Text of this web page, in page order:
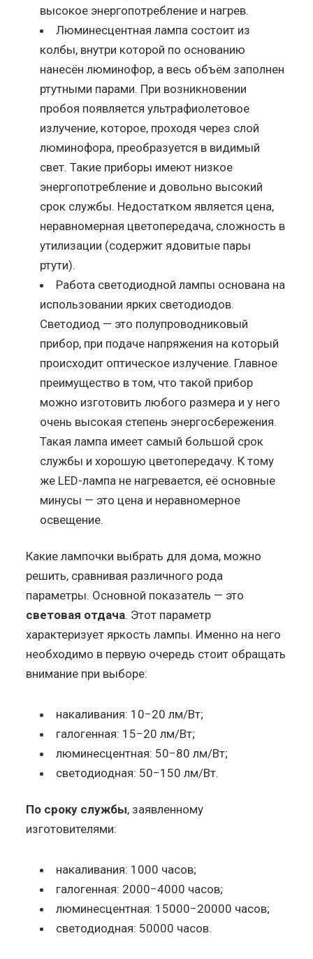
высокое энергопотребление и нагрев.
Люминесцентная лампа состоит из
колбы, внутри которой по основанию
нанесён люминофор, а весь объём заполнен
ртутными парами. При возникновении
пробоя появляется ультрафиолетовое
излучение, которое, проходя через слой
люминофора, преобразуется в видимый
свет. Такие приборы имеют низкое
энергопотребление и довольно высокий
срок службы. Недостатком является цена,
неравномерная цветопередача, сложность в
утилизации (содержит ядовитые пары
ртути).
Работа светодиодной лампы основана на
использовании ярких светодиодов.
Светодиод — это полупроводниковый
прибор, при подаче напряжения на который
происходит оптическое излучение. Главное
преимущество в том, что такой прибор
можно изготовить любого размера и у него
очень высокая степень энергосбережения.
Такая лампа имеет самый большой срок
службы и хорошую цветопередачу. К тому
же LED-лампа не нагревается, её основные
минусы — это цена и неравномерное
освещение.
Какие лампочки выбрать для дома, можно
решить, сравнивая различного рода
параметры. Основной показатель — это
световая отдача. Этот параметр
характеризует яркость лампы. Именно на него
необходимо в первую очередь стоит обращать
внимание при выборе:
накаливания: 10−20 лм/Вт;
галогенная: 15−20 лм/Вт;
люминесцентная: 50−80 лм/Вт;
светодиодная: 50−150 лм/Вт.
По сроку службы, заявленному
изготовителями:
накаливания: 1000 часов;
галогенная: 2000−4000 часов;
люминесцентная: 15000−20000 часов;
светодиодная: 50000 часов.